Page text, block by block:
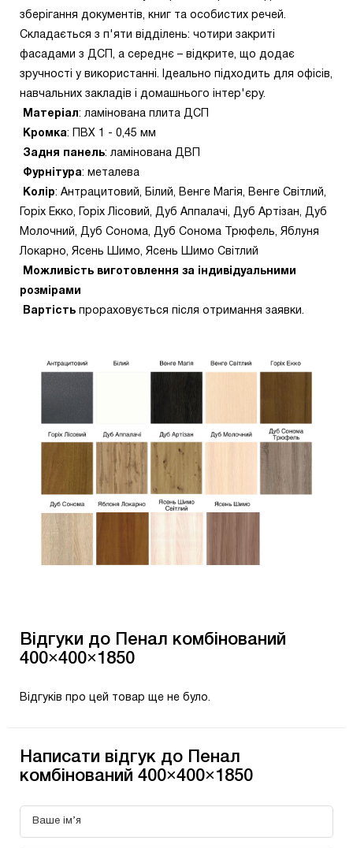
зберігання документів, книг та особистих речей.
Складається з п'яти відділень: чотири закриті
фасадами з ДСП, а середнє – відкрите, що додає
зручності у використанні. Ідеально підходить для офісів,
навчальних закладів і домашнього інтер'єру.
Матеріал: ламінована плита ДСП
Кромка: ПВХ 1 - 0,45 мм
Задня панель: ламінована ДВП
Фурнітура: металева
Колір: Антрацитовий, Білий, Венге Магія, Венге Світлий,
Горіх Екко, Горіх Лісовий, Дуб Аппалачі, Дуб Артізан, Дуб
Молочний, Дуб Сонома, Дуб Сонома Трюфель, Яблуня
Локарно, Ясень Шимо, Ясень Шимо Світлий
Можливість виготовлення за індивідуальними
розмірами
Вартість прораховується після отримання заявки.
Відгуки до Пенал комбінований
400×400×1850
Відгуків про цей товар ще не було.
Написати відгук до Пенал
комбінований 400×400×1850